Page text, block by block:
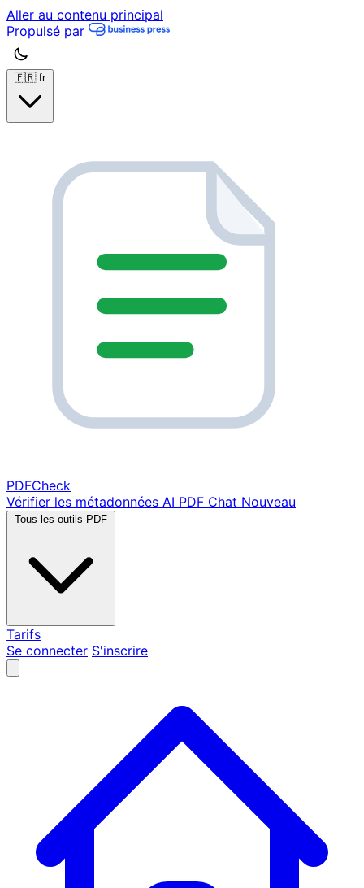
Aller au contenu principal
Propulsé par
🇫🇷 fr
PDFCheck
Vérifier les métadonnées AI PDF Chat Nouveau
Tous les outils PDF
Tarifs
Se connecter S'inscrire